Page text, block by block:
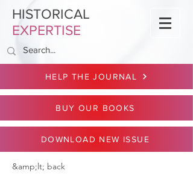
HISTORICAL
EXPERTISE
HELP THE JOURNAL
BUY OUR BOOKS
DOWNLOAD NEW ISSUE
&amp;lt; back